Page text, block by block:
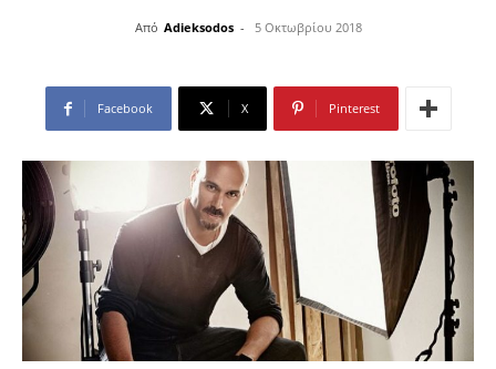
Από Adieksodos - 5 Οκτωβρίου 2018
Facebook X Pinterest